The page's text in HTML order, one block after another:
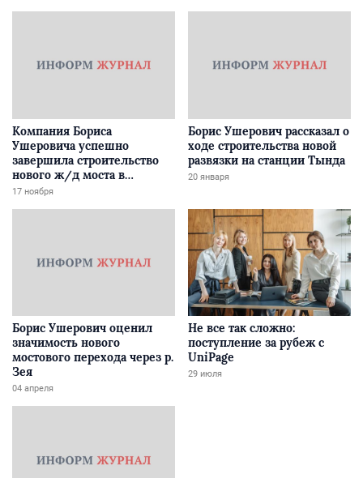
Компания Бориса
Ушеровича успешно
завершила строительство
нового ж/д моста в
Забайкалье
17 ноября
Борис Ушерович рассказал о
ходе строительства новой
развязки на станции Тында
20 января
Борис Ушерович оценил
значимость нового
мостового перехода через р.
Зея
04 апреля
Не все так сложно:
поступление за рубеж с
UniPage
29 июля